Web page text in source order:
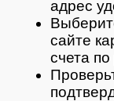
адрес
сайте
счета